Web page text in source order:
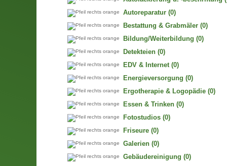
Autoreparatur (0)
Bestattung & Grabmäler (0)
Bildung/Weiterbildung (0)
Detekteien (0)
EDV & Internet (0)
Energieversorgung (0)
Ergotherapie & Logopädie (0)
Essen & Trinken (0)
Fotostudios (0)
Friseure (0)
Galerien (0)
Gebäudereinigung (0)